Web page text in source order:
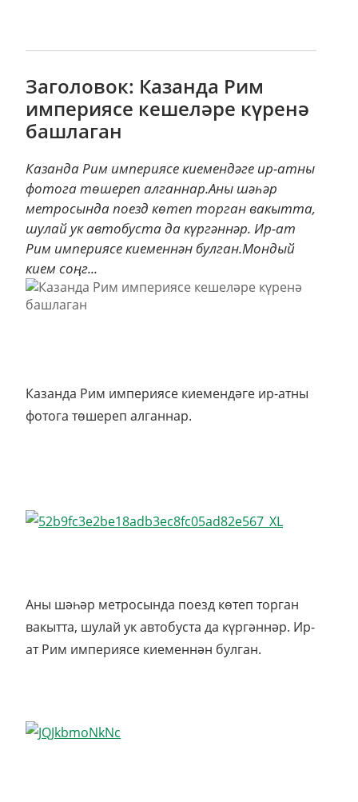
Заголовок: Казанда Рим
империясе кешеләре күренә
башлаган
Казанда Рим империясе киемендәге ир-атны
фотога төшереп алганнар.Аны шәһәр
метросында поезд көтеп торган вакытта,
шулай ук автобуста да күргәннәр. Ир-ат
Рим империясе киеменнән булган.Мондый
кием соңг...
Казанда Рим империясе киемендәге ир-атны
фотога төшереп алганнар.
Аны шәһәр метросында поезд көтеп торган
вакытта, шулай ук автобуста да күргәннәр. Ир-
ат Рим империясе киеменнән булган.